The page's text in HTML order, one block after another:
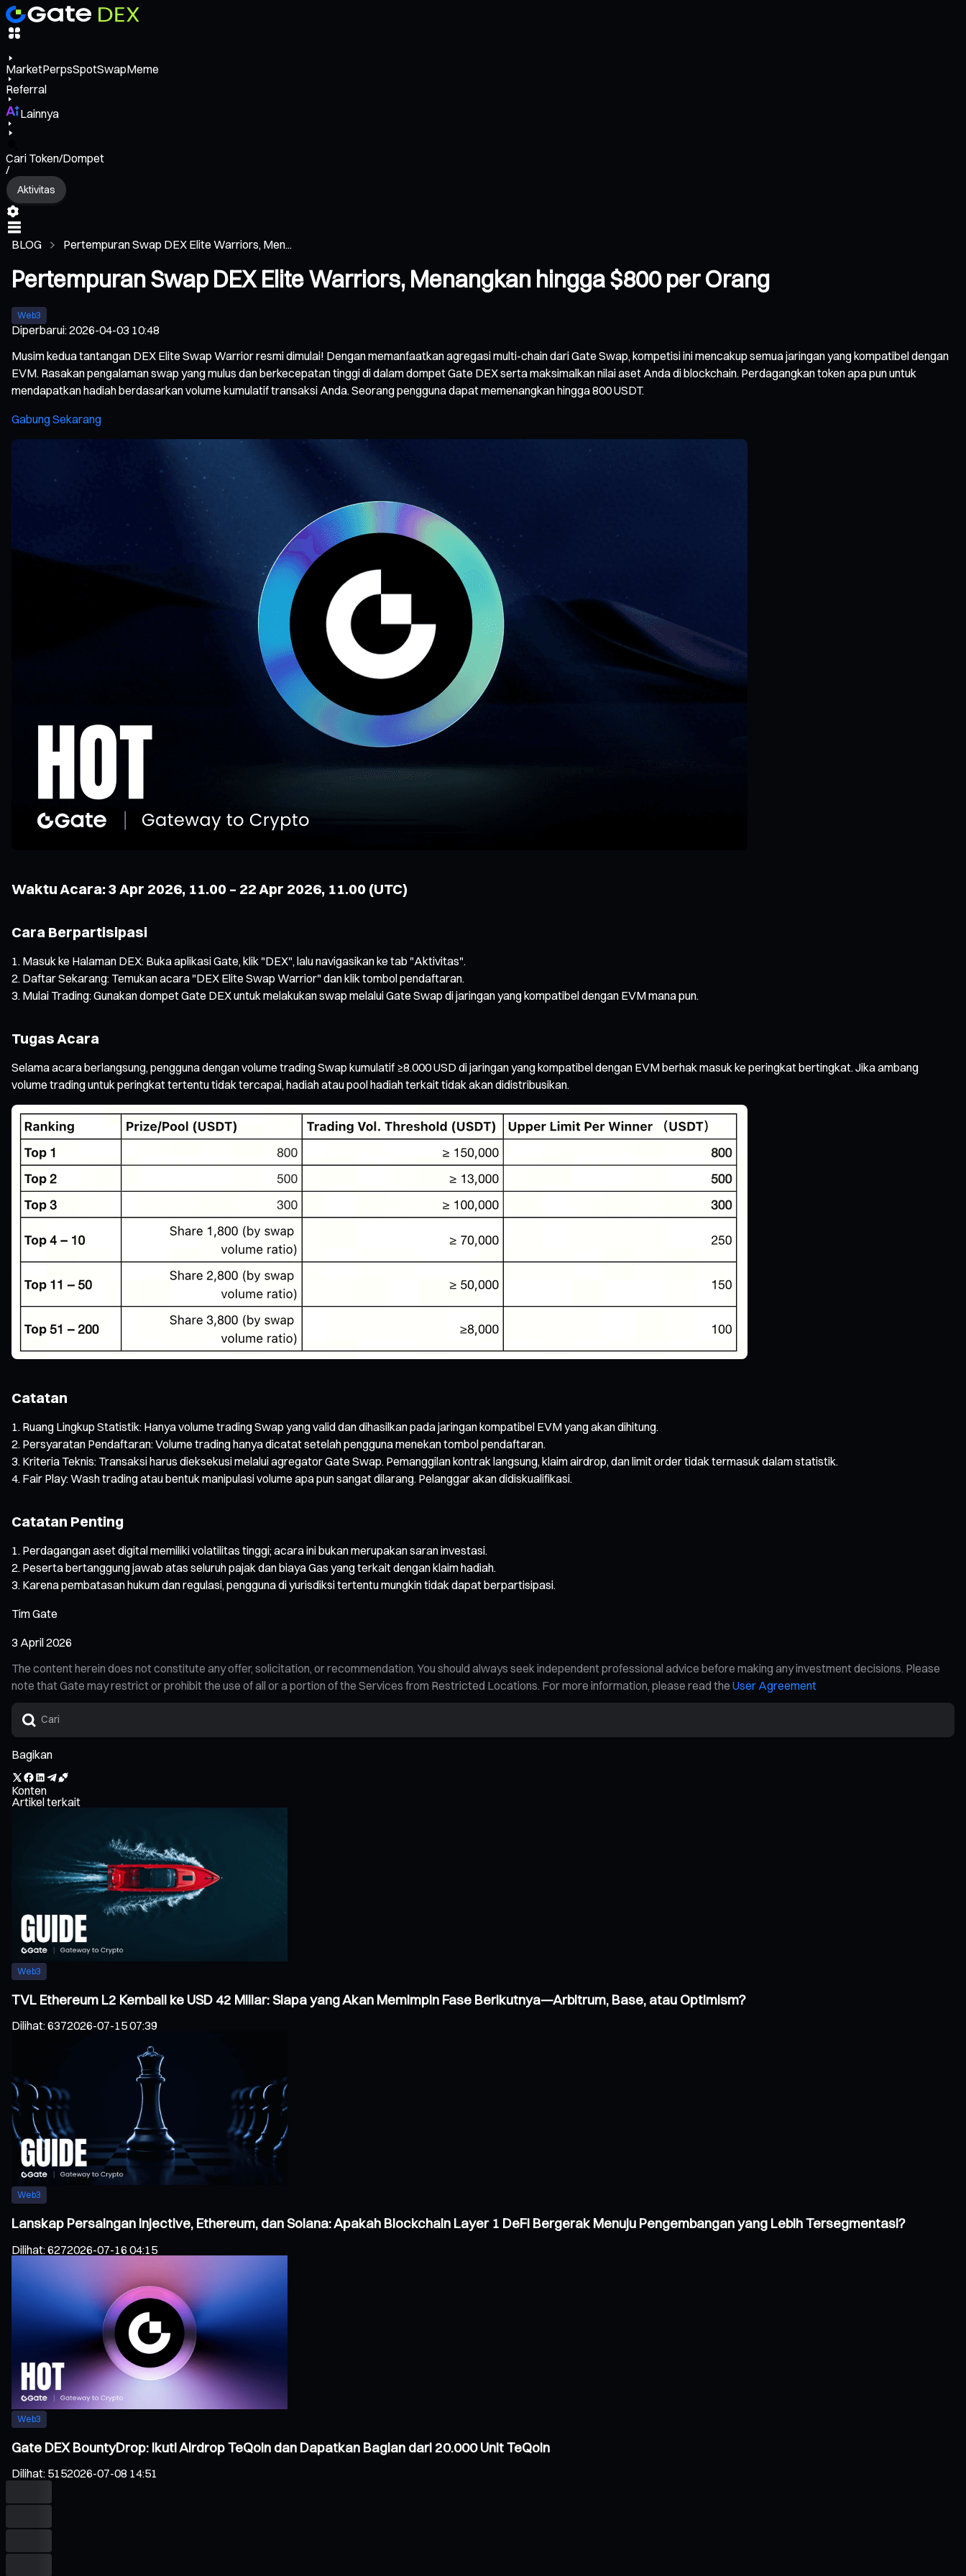
MarketPerpsSpotSwapMeme
Referral
Lainnya
Cari Token/Dompet
/
Aktivitas
BLOG Pertempuran Swap DEX Elite Warriors, Men...
Pertempuran Swap DEX Elite Warriors, Menangkan hingga $800 per Orang
Web3
Diperbarui:2026-04-03 10:48
Musim kedua tantangan DEX Elite Swap Warrior resmi dimulai! Dengan memanfaatkan agregasi multi-chain dari Gate Swap, kompetisi ini mencakup semua jaringan yang kompatibel dengan
EVM. Rasakan pengalaman swap yang mulus dan berkecepatan tinggi di dalam dompet Gate DEX serta maksimalkan nilai aset Anda di blockchain. Perdagangkan token apa pun untuk
mendapatkan hadiah berdasarkan volume kumulatif transaksi Anda. Seorang pengguna dapat memenangkan hingga 800 USDT.
Gabung Sekarang
Waktu Acara: 3 Apr 2026, 11.00 – 22 Apr 2026, 11.00 (UTC)
Cara Berpartisipasi
Masuk ke Halaman DEX: Buka aplikasi Gate, klik "DEX", lalu navigasikan ke tab "Aktivitas".
Daftar Sekarang: Temukan acara "DEX Elite Swap Warrior" dan klik tombol pendaftaran.
Mulai Trading: Gunakan dompet Gate DEX untuk melakukan swap melalui Gate Swap di jaringan yang kompatibel dengan EVM mana pun.
Tugas Acara
Selama acara berlangsung, pengguna dengan volume trading Swap kumulatif ≥8.000 USD di jaringan yang kompatibel dengan EVM berhak masuk ke peringkat bertingkat. Jika ambang
volume trading untuk peringkat tertentu tidak tercapai, hadiah atau pool hadiah terkait tidak akan didistribusikan.
Catatan
Ruang Lingkup Statistik: Hanya volume trading Swap yang valid dan dihasilkan pada jaringan kompatibel EVM yang akan dihitung.
Persyaratan Pendaftaran: Volume trading hanya dicatat setelah pengguna menekan tombol pendaftaran.
Kriteria Teknis: Transaksi harus dieksekusi melalui agregator Gate Swap. Pemanggilan kontrak langsung, klaim airdrop, dan limit order tidak termasuk dalam statistik.
Fair Play: Wash trading atau bentuk manipulasi volume apa pun sangat dilarang. Pelanggar akan didiskualifikasi.
Catatan Penting
Perdagangan aset digital memiliki volatilitas tinggi; acara ini bukan merupakan saran investasi.
Peserta bertanggung jawab atas seluruh pajak dan biaya Gas yang terkait dengan klaim hadiah.
Karena pembatasan hukum dan regulasi, pengguna di yurisdiksi tertentu mungkin tidak dapat berpartisipasi.
Tim Gate
3 April 2026
The content herein does not constitute any offer, solicitation, or recommendation. You should always seek independent professional advice before making any investment decisions. Please
note that Gate may restrict or prohibit the use of all or a portion of the Services from Restricted Locations. For more information, please read the User Agreement
Bagikan
Konten
Artikel terkait
Web3
TVL Ethereum L2 Kembali ke USD 42 Miliar: Siapa yang Akan Memimpin Fase Berikutnya—Arbitrum, Base, atau Optimism?
Dilihat:6372026-07-15 07:39
Web3
Lanskap Persaingan Injective, Ethereum, dan Solana: Apakah Blockchain Layer 1 DeFi Bergerak Menuju Pengembangan yang Lebih Tersegmentasi?
Dilihat:6272026-07-16 04:15
Web3
Gate DEX BountyDrop: Ikuti Airdrop TeQoin dan Dapatkan Bagian dari 20.000 Unit TeQoin
Dilihat: 5152026-07-08 14:51